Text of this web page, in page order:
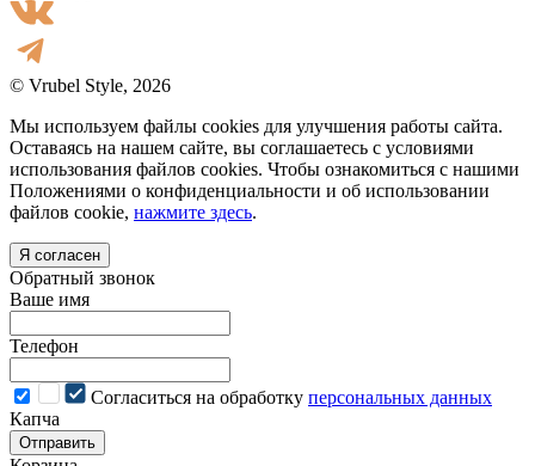
© Vrubel Style, 2026
Мы используем файлы cookies для улучшения работы сайта.
Оставаясь на нашем сайте, вы соглашаетесь с условиями
использования файлов cookies. Чтобы ознакомиться с нашими
Положениями о конфиденциальности и об использовании
файлов cookie, нажмите здесь.
Я согласен
Обратный звонок
Ваше имя
Телефон
Cогласиться на обработку персональных данных
Капча
Отправить